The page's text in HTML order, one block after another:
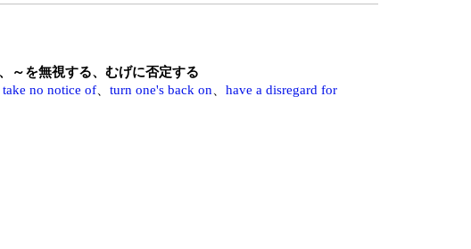
～を無視する、むげに否定する
take no notice of turn one's back on have a disregard for